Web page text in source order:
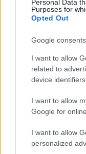
Personal Data
Purposes for
Opted Out
Google consents
I want to allow
related to
device identifiers
I want to allow
Google for
I want to allow
personalized
"A magyar
talán
legbonyolultabb
baleset"